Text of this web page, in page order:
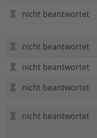
nicht beantwortet
nicht beantwortet
nicht beantwortet
nicht beantwortet
nicht beantwortet